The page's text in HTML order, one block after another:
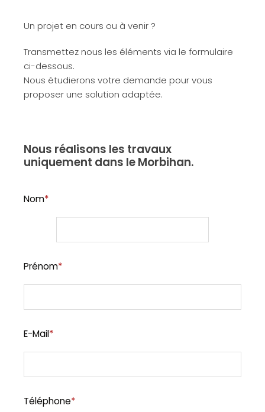
Un projet en cours ou à venir ?
Transmettez nous les éléments via le formulaire
ci-dessous.
Nous étudierons votre demande pour vous
proposer une solution adaptée.
Nous réalisons les travaux
uniquement dans le Morbihan.
Nom*
Prénom*
E-Mail*
Téléphone*